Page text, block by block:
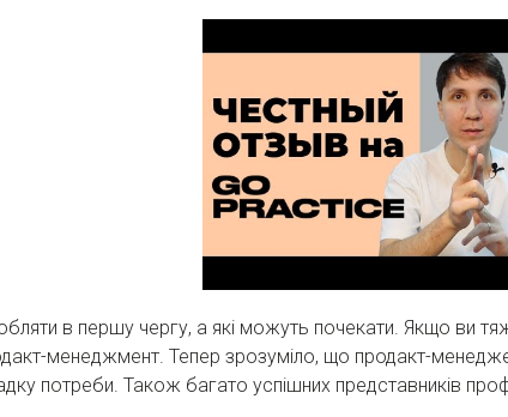
в першу чергу, а які можуть почекати. Якщо ви
менеджмент. Тепер зрозуміло, що продакт-
потреби. Також багато успішних представників